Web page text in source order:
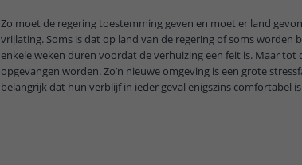
Zo moet de regering toestemming geven en moet er land
vrijlating. Soms is dat op land van de regering of soms worden
enkele weken duren voordat de verhuizing een feit is. Maar
opgevangen worden. Zo’n nieuwe omgeving is een grote
belangrijk dat hun verblijf in ieder geval enigszins comfortabel